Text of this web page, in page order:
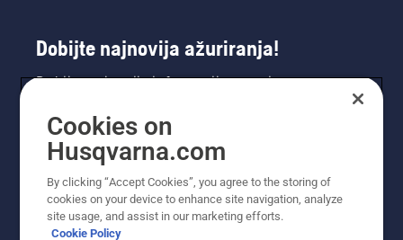
Dobijte najnovija ažuriranja!
Dobijte najnovije informacije o novim
proizvodima, specijalnim ponudama i još mnogo
toga. Prijavite se na naš bilten ovdje.
Cookies on
Husqvarna.com
By clicking “Accept Cookies”, you agree to the storing of
cookies on your device to enhance site navigation, analyze
site usage, and assist in our marketing efforts.
Cookie Policy